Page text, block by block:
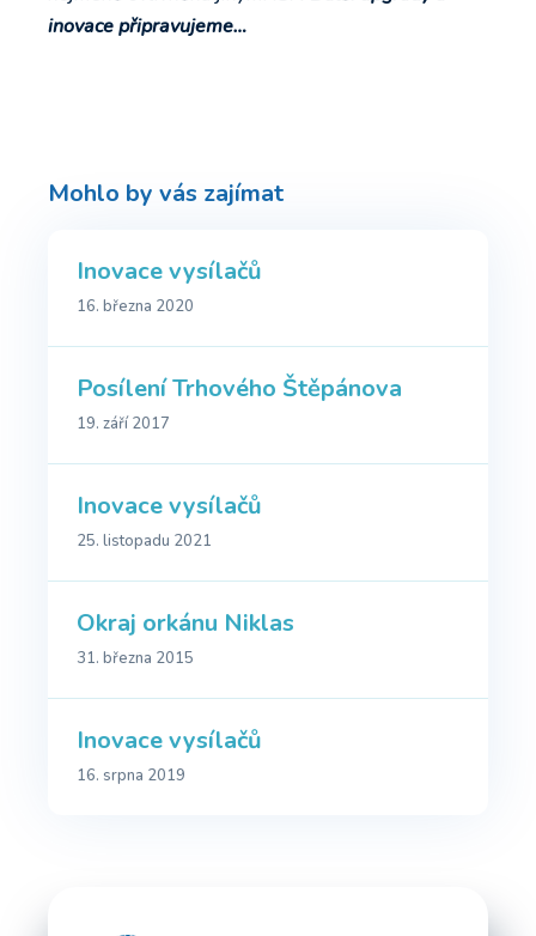
inovace připravujeme…
Mohlo by vás zajímat
Inovace vysílačů
16. března 2020
Posílení Trhového Štěpánova
19. září 2017
Inovace vysílačů
25. listopadu 2021
Okraj orkánu Niklas
31. března 2015
Inovace vysílačů
16. srpna 2019